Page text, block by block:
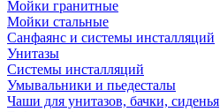
Мойки гранитные
Мойки стальные
Санфаянс и системы инсталляций
Унитазы
Системы инсталляций
Умывальники и пьедесталы
Чаши для унитазов, бачки, сиденья